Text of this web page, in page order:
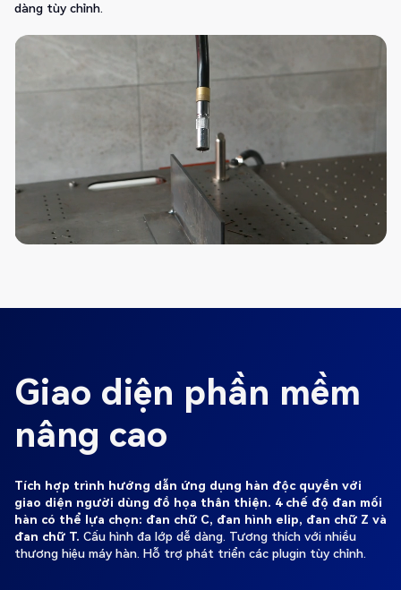
dàng tùy chỉnh.
Giao diện phần mềm
nâng cao
Tích hợp trình hướng dẫn ứng dụng hàn độc quyền với
giao diện người dùng đồ họa thân thiện. 4 chế độ đan mối
hàn có thể lựa chọn: đan chữ C, đan hình elip, đan chữ Z và
đan chữ T. Cấu hình đa lớp dễ dàng. Tương thích với nhiều
thương hiệu máy hàn. Hỗ trợ phát triển các plugin tùy chỉnh.